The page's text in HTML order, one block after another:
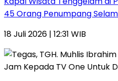
45 Orang Penumpang
18 Juli 2026 | 12:31 WIB